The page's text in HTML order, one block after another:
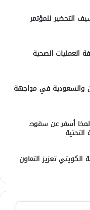
التحضير للمؤتمر
العمليات الصحية
والسعودية في مواجهة
أسفر عن سقوط
تعزيز التعاون